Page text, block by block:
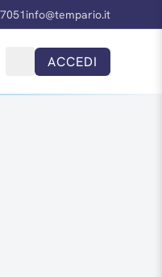
info@tempario.it
ACCEDI